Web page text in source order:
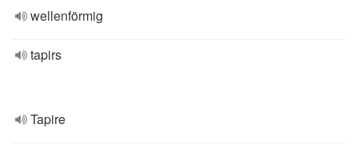
wellenförmig
tapirs
Tapire